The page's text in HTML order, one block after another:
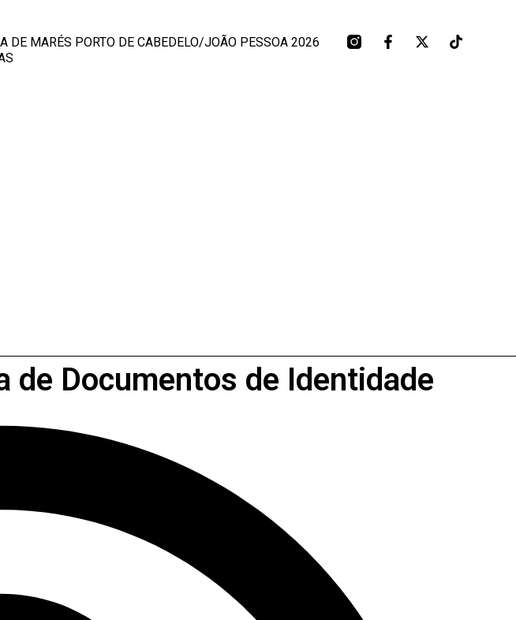
DE MARÉS PORTO DE CABEDELO/JOÃO PESSOA 2026
de Documentos de Identidade